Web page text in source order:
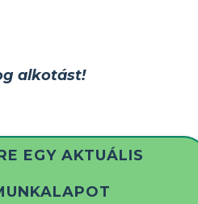
alkotást!
EGY AKTUÁLIS